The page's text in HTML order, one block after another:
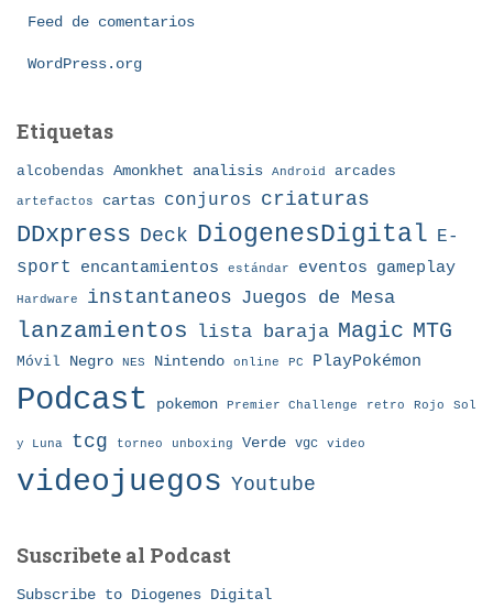
Feed de comentarios
WordPress.org
Etiquetas
alcobendas Amonkhet analisis Android arcades
artefactos cartas conjuros criaturas
DDxpress Deck DiogenesDigital E-
sport
encantamientos estándar eventos gameplay
Hardware instantaneos Juegos de Mesa
lanzamientos lista baraja Magic MTG
Móvil Negro NES Nintendo online PC PlayPokémon
Podcast pokemon Premier Challenge retro Rojo Sol
y Luna tcg torneo unboxing Verde vgc video
videojuegos Youtube
Suscribete al Podcast
Subscribe to Diogenes Digital